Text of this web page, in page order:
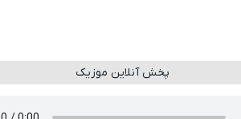
پخش آنلاین موزیک